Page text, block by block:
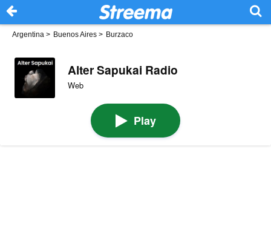
Argentina > Buenos Aires > Burzaco
Alter Sapukai Radio
Web
Play